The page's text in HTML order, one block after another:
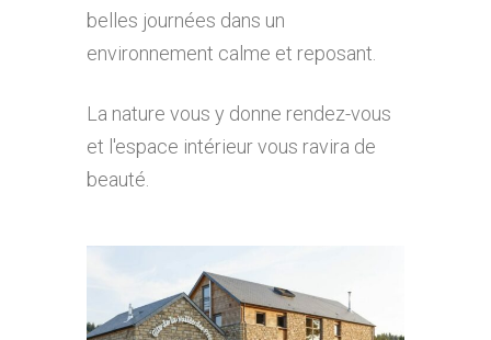
belles journées dans un
environnement calme et reposant.
La nature vous y donne rendez-vous
et l'espace intérieur vous ravira de
beauté.